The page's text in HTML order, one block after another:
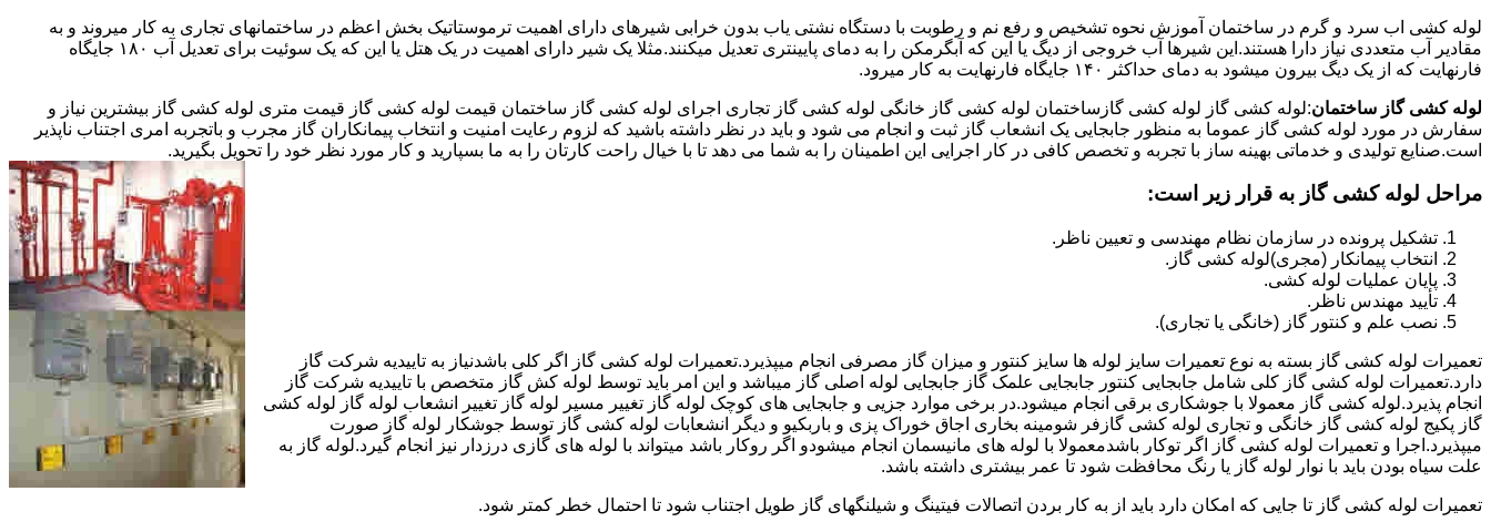
لوله کشی اب سرد و گرم در ساختمان آموزش نحوه تشخیص و رفع نم و رطوبت با دستگاه نشتی یاب بدون خرابی شیرهای دارای اهمیت ترموستاتیک بخش اعظم در ساختمانهای تجاری به کار میروند و به
مقادیر آب متعددی نیاز دارا هستند.این شیرها آب خروجی از دیگ یا این که آبگرمکن را به دمای پایینتری تعدیل میکنند.مثلا یک شیر دارای اهمیت در یک هتل یا این که یک سوئیت برای تعدیل آب ۱۸۰ جایگاه
فارنهایت که از یک دیگ بیرون میشود به دمای حداکثر ۱۴۰ جایگاه فارنهایت به کار میرود.
لوله کشی گاز ساختمان:لوله کشی گاز لوله کشی گازساختمان لوله کشی گاز خانگی لوله کشی گاز تجاری اجرای لوله کشی گاز ساختمان قیمت لوله کشی گاز قیمت متری لوله کشی گاز بیشترین نیاز و
سفارش در مورد لوله کشی گاز عموما به منظور جابجایی یک انشعاب گاز ثبت و انجام می شود و باید در نظر داشته باشید که لزوم رعایت امنیت و انتخاب پیمانکاران گاز مجرب و باتجربه امری اجتناب ناپذیر
است.صنایع تولیدی و خدماتی بهینه ساز با تجربه و تخصص کافی در کار اجرایی این اطمینان را به شما می دهد تا با خیال راحت کارتان را به ما بسپارید و کار مورد نظر خود را تحویل بگیرید.
مراحل لوله کشی گاز به قرار زیر است:
تشکیل پرونده در سازمان نظام مهندسی و تعیین ناظر.
انتخاب پیمانکار (مجری)لوله کشی گاز.
پایان عملیات لوله کشی.
تأیید مهندس ناظر.
نصب علم و کنتور گاز (خانگی یا تجاری).
تعمیرات لوله کشی گاز بسته به نوع تعمیرات سایز لوله ها سایز کنتور و میزان گاز مصرفی انجام میپذیرد.تعمیرات لوله کشی گاز اگر کلی باشدنیاز به تاییدیه شرکت گاز
دارد.تعمیرات لوله کشی گاز کلی شامل جابجایی کنتور جابجایی علمک گاز جابجایی لوله اصلی گاز میباشد و این امر باید توسط لوله کش گاز متخصص با تاییدیه شرکت گاز
انجام پذیرد.لوله کشی گاز معمولا با جوشکاری برقی انجام میشود.در برخی موارد جزیی و جابجایی های کوچک لوله گاز تغییر مسیر لوله گاز تغییر انشعاب لوله گاز لوله کشی
گاز پکیج لوله کشی گاز خانگی و تجاری لوله کشی گازفر شومینه بخاری اجاق خوراک پزی و باربکیو و دیگر انشعابات لوله کشی گاز توسط جوشکار لوله گاز صورت
میپذیرد.اجرا و تعمیرات لوله کشی گاز اگر توکار باشدمعمولا با لوله های مانیسمان انجام میشودو اگر روکار باشد میتواند با لوله های گازی درزدار نیز انجام گیرد.لوله گاز به
علت سیاه بودن باید با نوار لوله گاز یا رنگ محافظت شود تا عمر بیشتری داشته باشد.
تعمیرات لوله کشی گاز تا جایی که امکان دارد باید از به کار بردن اتصالات فیتینگ و شیلنگهای گاز طویل اجتناب شود تا احتمال خطر کمتر شود.